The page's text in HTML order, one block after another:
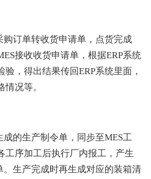
购订单转收货申请单，点货完成
接收收货申请单，根据ERP系统
，得出结果传回ERP系统里面，
况等。
的生产制令单，同步至MES工
工序加工后执行厂内报工，产生
。生产完成时再生成对应的装箱清